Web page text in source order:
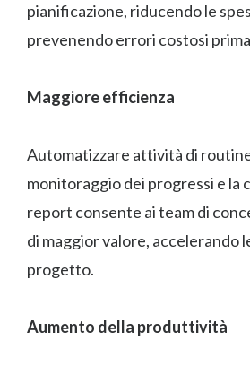
pianificazione, riducendo le
prevenendo errori costosi
Maggiore efficienza
Automatizzare attività di
monitoraggio dei progressi e la
report consente ai team di
di maggior valore, accelerando
progetto.
Aumento della produttività